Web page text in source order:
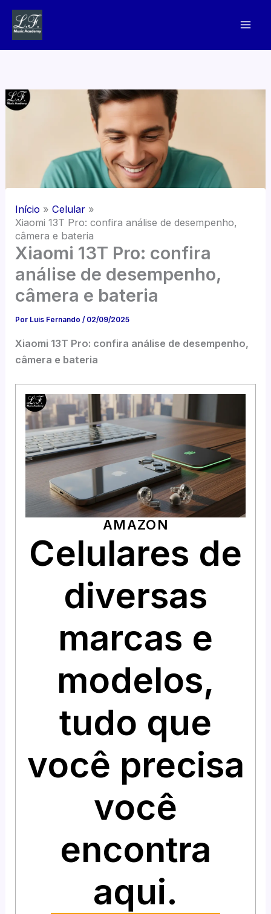
para
Início
Celular
Xiaomi 13T Pro: confira análise de desempenho,
câmera e bateria
Xiaomi 13T Pro: confira
análise de desempenho,
câmera e bateria
Por Luis Fernando/ 02/09/2025
Xiaomi 13T Pro: confira análise de desempenho,
câmera e bateria
AMAZON
Celulares de
diversas
marcas e
modelos,
tudo que
você precisa
você
encontra
aqui.